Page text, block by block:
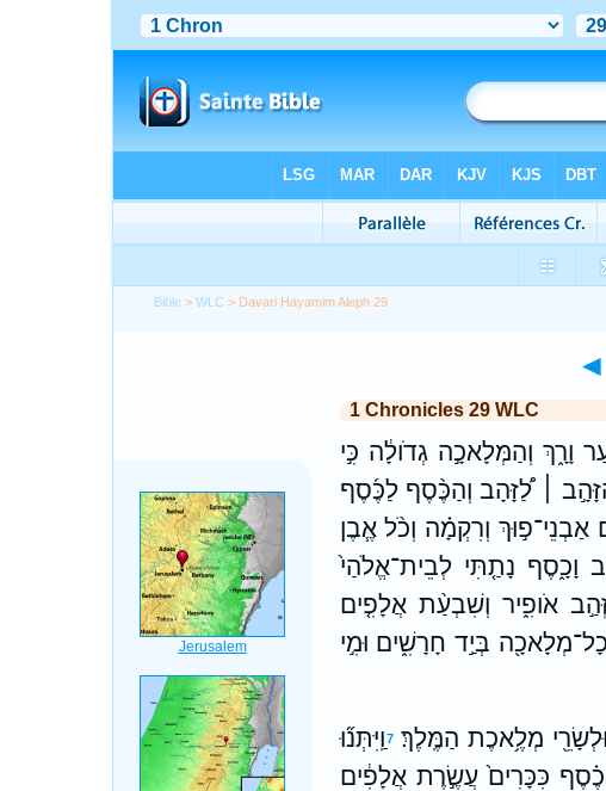
Bible >WLC > Davari Hayamim Aleph 29
◄
1 Chronicles 29 WLC
וָרָ֑ךְ וְהַמְּלָאכָ֣ה גְדֹולָ֔ה כִּ֣י
הַזָּהָ֣ב ׀ לַ֠זָּהָב וְהַכֶּ֨סֶף לַכֶּ֜סֶף
וְרִקְמָ֗ה וְכֹ֨ל אֶ֧בֶן
וָכָ֑סֶף נָתַ֤תִּי לְבֵית־אֱלֹהַי֙
אֹופִ֑יר וְשִׁבְעַ֨ת אֲלָפִ֤ים
בְּיַ֣ד חָרָשִׁ֑ים וּמִ֣י
מְלֶ֥אכֶת הַמֶּֽלֶךְ׃ 7וַֽיִּתְּנ֞וּ
כִּכָּרִים֙ עֲשֶׂ֣רֶת אֲלָפִ֔ים